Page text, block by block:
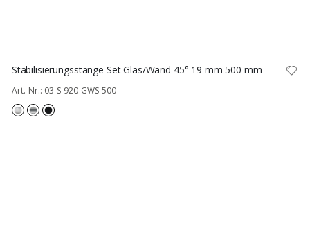
Stabilisierungsstange Set Glas/Wand 45° 19 mm 500 mm
Art.-Nr.: 03-S-920-GWS-500